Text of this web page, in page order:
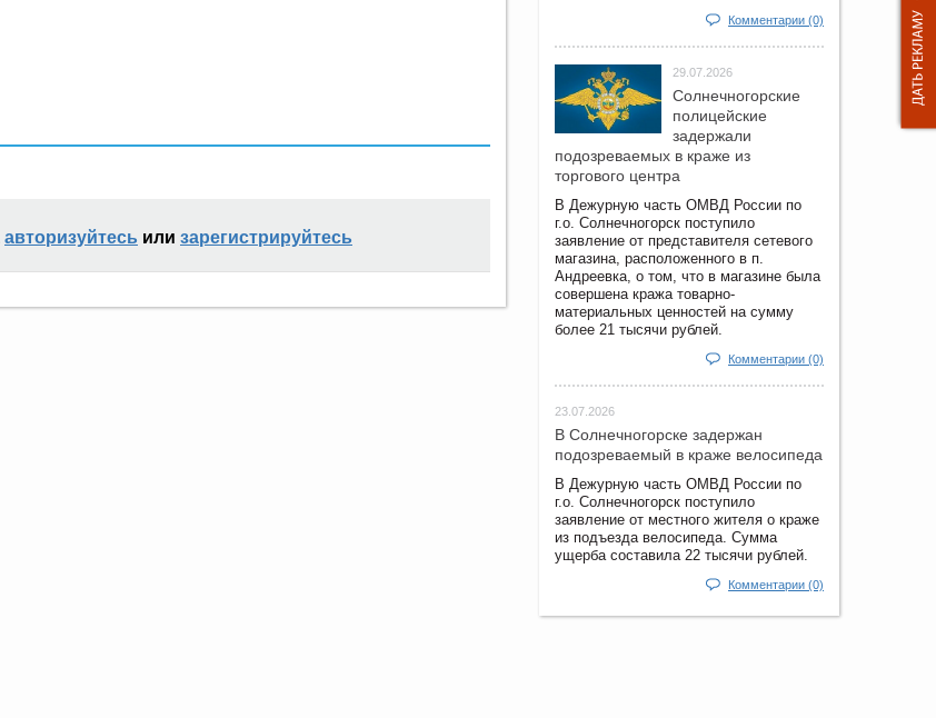
авторизуйтесь или зарегистрируйтесь
Комментарии (0)
29.07.2026
Солнечногорские
полицейские
задержали
подозреваемых в краже из
торгового центра
В Дежурную часть ОМВД России по
г.о. Солнечногорск поступило
заявление от представителя сетевого
магазина, расположенного в п.
Андреевка, о том, что в магазине была
совершена кража товарно-
материальных ценностей на сумму
более 21 тысячи рублей.
Комментарии (0)
23.07.2026
В Солнечногорске задержан
подозреваемый в краже велосипеда
В Дежурную часть ОМВД России по
г.о. Солнечногорск поступило
заявление от местного жителя о краже
из подъезда велосипеда. Сумма
ущерба составила 22 тысячи рублей.
Комментарии (0)